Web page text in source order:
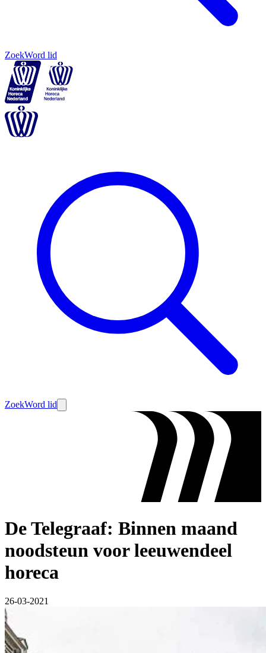
ZoekWord lid
ZoekWord lid
De Telegraaf: Binnen maand
noodsteun voor leeuwendeel
horeca
26-03-2021